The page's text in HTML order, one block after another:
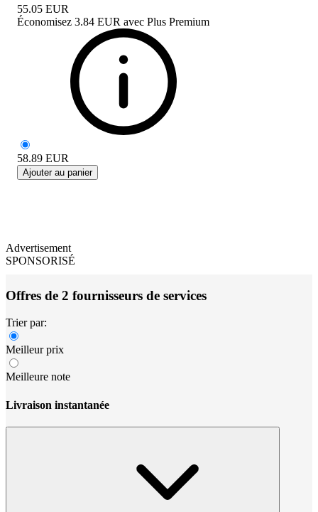
55.05 EUR
Économisez 3.84 EUR avec Plus Premium
58.89 EUR
Ajouter au panier
Advertisement
SPONSORISÉ
Offres de 2 fournisseurs de services
Trier par:
Meilleur prix
Meilleure note
Livraison instantanée